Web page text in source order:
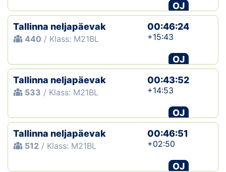
OJ
Tallinna neljapäevak
440 / Klass: M21BL
00:46:24
+15:43
OJ
Tallinna neljapäevak
533 / Klass: M21BL
00:43:52
+14:53
OJ
Tallinna neljapäevak
512 / Klass: M21BL
00:46:51
+02:50
OJ